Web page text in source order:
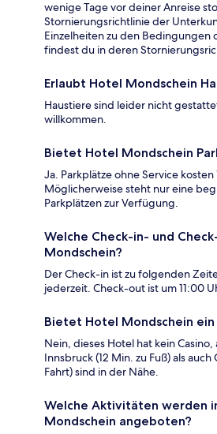
wenige Tage vor deiner Anreise
Stornierungsrichtlinie der
Einzelheiten zu den
findest du in deren
Erlaubt Hotel Mondschein
Haustiere sind leider nicht
willkommen.
Bietet Hotel Mondschein
Ja. Parkplätze ohne Service kosten
Möglicherweise steht nur eine
Parkplätzen zur Verfügung.
Welche Check-in- und
Mondschein?
Der Check-in ist zu folgenden
jederzeit. Check-out ist um 11:00
Bietet Hotel Mondschein
Nein, dieses Hotel hat kein
Innsbruck (12 Min. zu Fuß) als
Fahrt) sind in der Nähe.
Welche Aktivitäten werden
Mondschein angeboten?